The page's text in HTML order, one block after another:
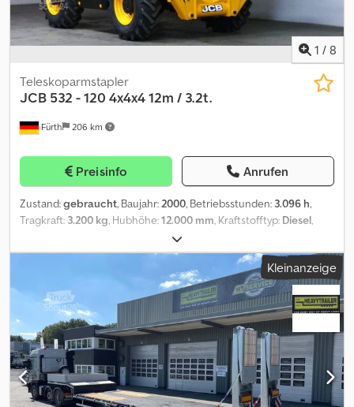
1 / 8
Fürth 206 km
Teleskoparmstapler
JCB 532 - 120 4x4x4 12m / 3.2t.
Preisinfo Anrufen
Zustand:gebraucht, Baujahr:2000, Betriebsstunden: 3.096 h,
Tragkraft: 3.200 kg, Hubhöhe:12.000 mm, Kraftstofftyp: Diesel,
54,5 kW (74,10 PS)
98 %, Ausstattung:Allradantrieb, Kabine, Palettengabeln,
Gelände - Teleskoparmstapler JCB, Typ: 532 - 120 4x4x4,
Ersteinsatz: 2001, HUBKRAFT: 3.200 kg, HUBHÖHE: 12.00 m, 4-
Zylinder PERKINS-Diesel Motor (Typ: 1906/2200 - 74.12 PS / 54.50
kW bei 2.200 U/min), ZUSATZHYDRAULIK, LANGE LADEGABELN
(Gabellänge: 1.200 mm / Breite Aufnahme: 1.400 mm),
SCHNELLWECHSLER, ALLRAD und ALLRADLENKUNG (4x4x4) -
HUNDEGANG, hydraulische Abstützungen (2x), ÜBERLAST-
WARNEINRICHTUNG, ROPS / FOPS, großes Führerhaus (Colorglas),
CPB, FRONTSCHEIBEN-SCHUTZGITTER, Verkehrsbeleuchtung,
Kleinanzeige